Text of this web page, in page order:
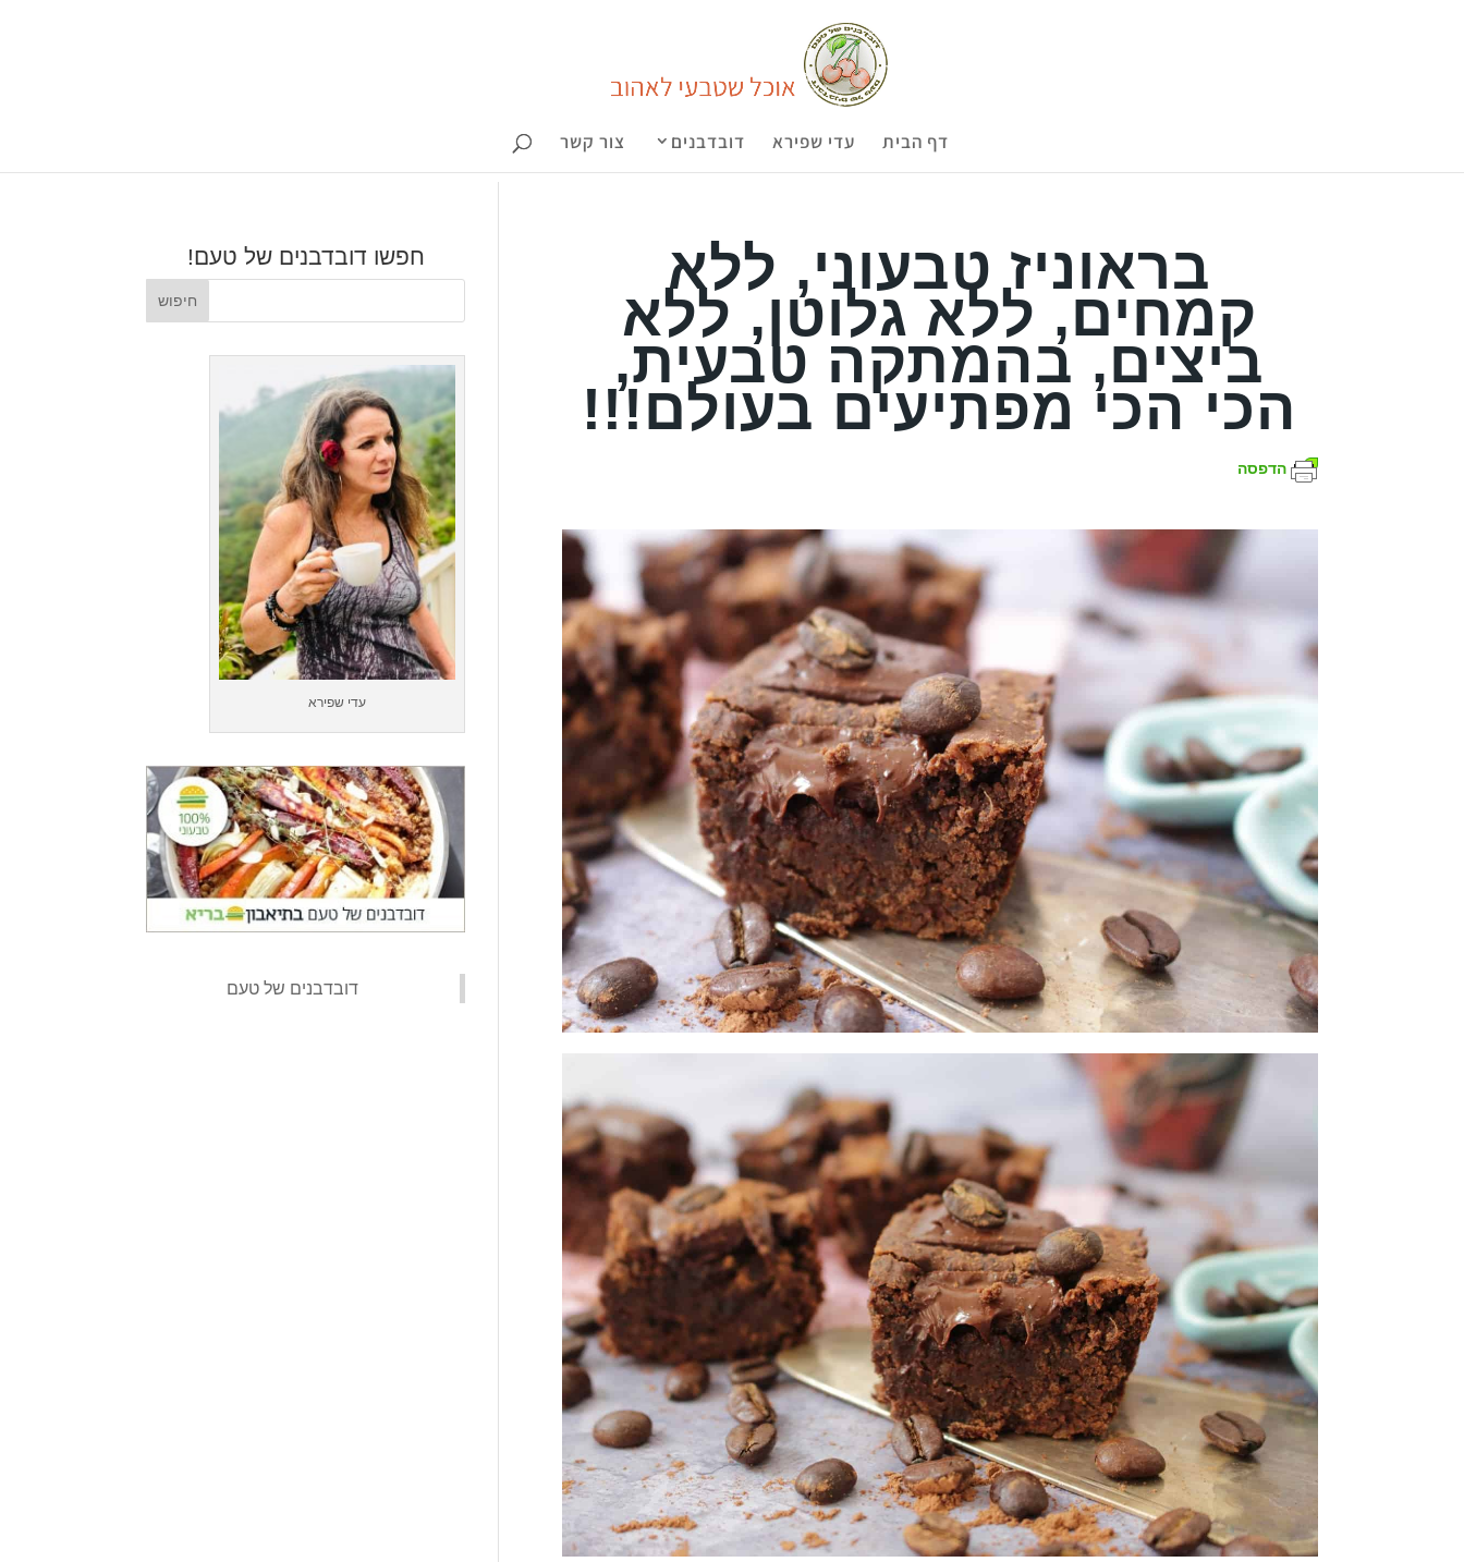
דף הבית עדי שפירא דובדבנים צור קשר
בראוניז טבעוני, ללא
קמחים, ללא גלוטן, ללא
ביצים, בהמתקה טבעית,
הכי הכי מפתיעים בעולם!!!
הדפסה
חפשו דובדבנים של טעם!
עדי שפירא
‏דובדבנים של טעם‏